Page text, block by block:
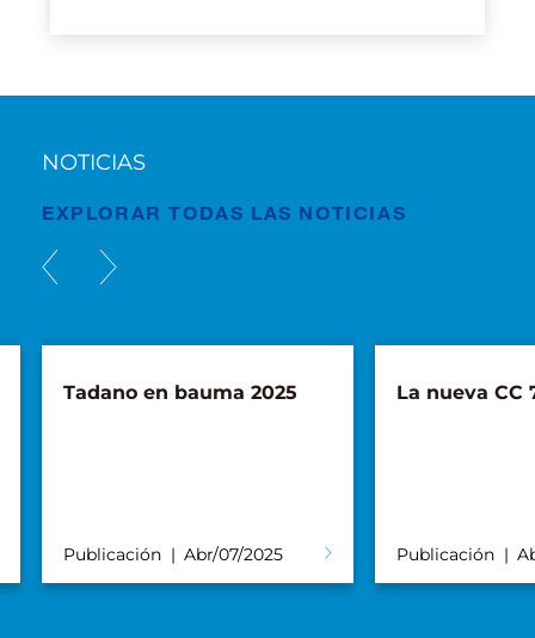
NOTICIAS
EXPLORAR TODAS LAS NOTICIAS
Tadano en bauma 2025
Publicación Abr/07/2025
La nueva CC
Publicación